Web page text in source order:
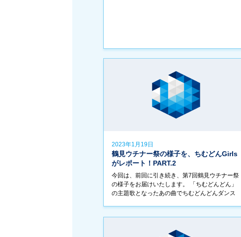
2023年1月19日
鶴見ウチナー祭の様子を、ちむどんGirls
がレポート！PART.2
今回は、前回に引き続き、第7回鶴見ウチナー祭
の様子をお届けいたします。 「ちむどんどん」
の主題歌となったあの曲でちむどんどんダンス
もお […]